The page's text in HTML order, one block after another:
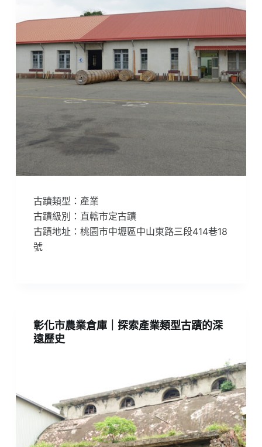
古蹟類型：產業
古蹟級別：直轄市定古蹟
古蹟地址：桃園市中壢區中山東路三段414巷18
號
彰化市農業倉庫｜探索產業類型古蹟的深
遠歷史